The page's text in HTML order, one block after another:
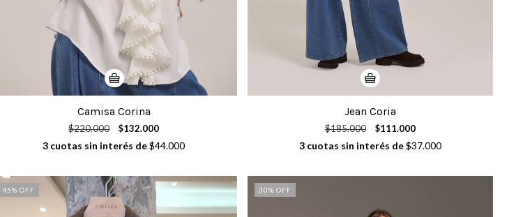
Camisa Corina
$220.000 $132.000
3 cuotas sin interés de$44.000
Jean Coria
$185.000 $111.000
3 cuotas sin interés de$37.000
45% OFF 30% OFF